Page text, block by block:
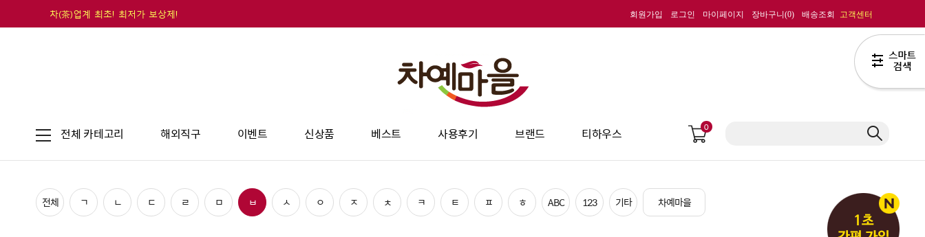
차(茶)업계 최초! 최저가 보상제! 회원가입 로그인 마이페이지 장바구니(0) 배송조회 고객센터
전체 카테고리 해외직구 이벤트 신상품 베스트 사용후기 브랜드 티하우스 0
전체 ㄱ ㄴ ㄷ ㄹ ㅁ ㅂ ㅅ ㅇ ㅈ ㅊ ㅋ ㅌ ㅍ ㅎ ABC 123 기타 차예마을